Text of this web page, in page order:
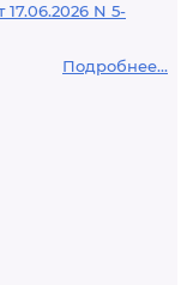
N 5-
Подробнее...